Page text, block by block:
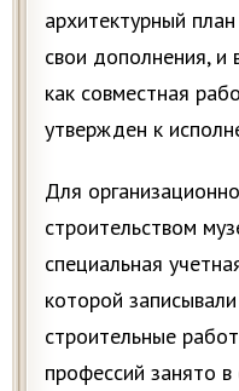
архитектурный
свои дополнения, и
как совместная
утвержден к
Для
строительством
специальная
которой
строительные
профессий занято